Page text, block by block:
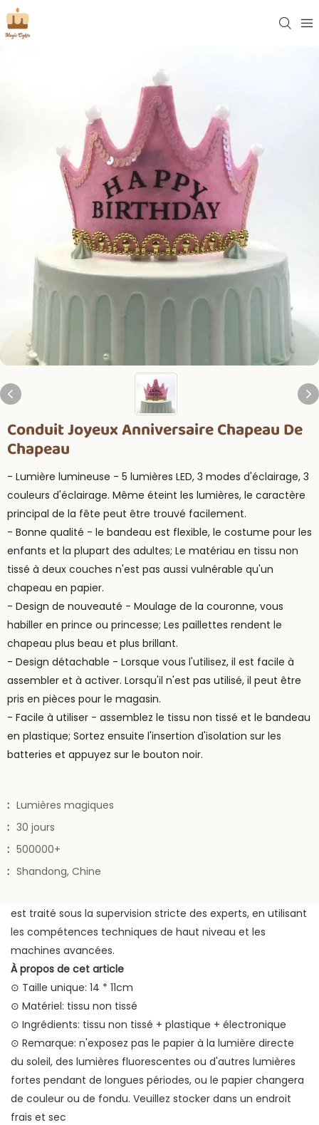
Conduit Joyeux Anniversaire Chapeau De
Chapeau
- Lumière lumineuse - 5 lumières LED, 3 modes d'éclairage, 3
couleurs d'éclairage. Même éteint les lumières, le caractère
principal de la fête peut être trouvé facilement.
- Bonne qualité - le bandeau est flexible, le costume pour les
enfants et la plupart des adultes; Le matériau en tissu non
tissé à deux couches n'est pas aussi vulnérable qu'un
chapeau en papier.
- Design de nouveauté - Moulage de la couronne, vous
habiller en prince ou princesse; Les paillettes rendent le
chapeau plus beau et plus brillant.
- Design détachable - Lorsque vous l'utilisez, il est facile à
assembler et à activer. Lorsqu'il n'est pas utilisé, il peut être
pris en pièces pour le magasin.
- Facile à utiliser - assemblez le tissu non tissé et le bandeau
en plastique; Sortez ensuite l'insertion d'isolation sur les
batteries et appuyez sur le bouton noir.
: Lumières magiques
: 30 jours
: 500000+
: Shandong, Chine
est traité sous la supervision stricte des experts, en utilisant
les compétences techniques de haut niveau et les
machines avancées.
À propos de cet article
⊙ Taille unique: 14 * 11cm
⊙ Matériel: tissu non tissé
⊙ Ingrédients: tissu non tissé + plastique + électronique
⊙ Remarque: n'exposez pas le papier à la lumière directe
du soleil, des lumières fluorescentes ou d'autres lumières
fortes pendant de longues périodes, ou le papier changera
de couleur ou de fondu. Veuillez stocker dans un endroit
frais et sec